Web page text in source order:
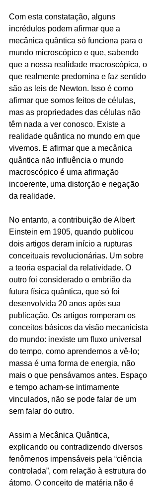
Com esta constatação, alguns
incrédulos podem afirmar que a
mecânica quântica só funciona para o
mundo microscópico e que, sabendo
que a nossa realidade macroscópica, o
que realmente predomina e faz sentido
são as leis de Newton. Isso é como
afirmar que somos feitos de células,
mas as propriedades das células não
têm nada a ver conosco. Existe a
realidade quântica no mundo em que
vivemos. E afirmar que a mecânica
quântica não influência o mundo
macroscópico é uma afirmação
incoerente, uma distorção e negação
da realidade.
No entanto, a contribuição de Albert
Einstein em 1905, quando publicou
dois artigos deram início a rupturas
conceituais revolucionárias. Um sobre
a teoria espacial da relatividade. O
outro foi considerado o embrião da
futura física quântica, que só foi
desenvolvida 20 anos após sua
publicação. Os artigos romperam os
conceitos básicos da visão mecanicista
do mundo: inexiste um fluxo universal
do tempo, como aprendemos a vê-lo;
massa é uma forma de energia, não
mais o que pensávamos antes. Espaço
e tempo acham-se intimamente
vinculados, não se pode falar de um
sem falar do outro.
Assim a Mecânica Quântica,
explicando ou contradizendo diversos
fenômenos impensáveis pela “ciência
controlada”, com relação à estrutura do
átomo. O conceito de matéria não é